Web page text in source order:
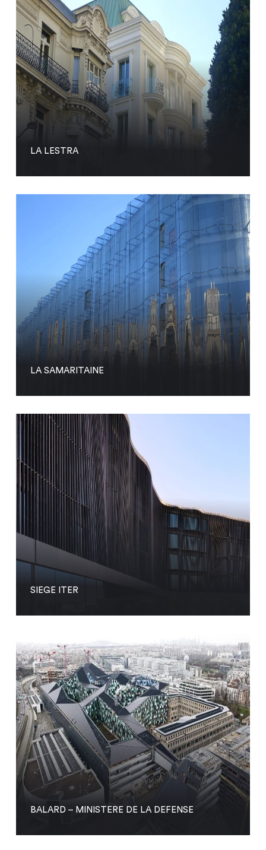
LA LESTRA
LA SAMARITAINE
SIEGE ITER
BALARD – MINISTERE DE LA DEFENSE